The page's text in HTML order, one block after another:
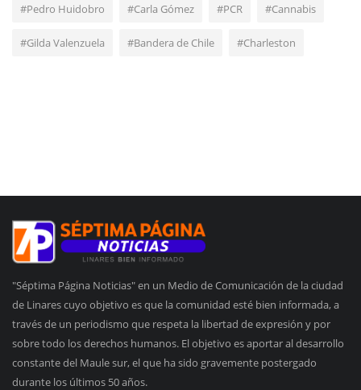
#Pedro Huidobro #Carla Gómez #PCR #Cannabis
#Gilda Valenzuela #Bandera de Chile #Charleston
"Séptima Página Noticias" en un Medio de Comunicación de la ciudad
de Linares cuyo objetivo es que la comunidad esté bien informada, a
través de un periodismo que respeta la libertad de expresión y por
sobre todo los derechos humanos. El objetivo es aportar al desarrollo
constante del Maule sur, el que ha sido gravemente postergado
durante los últimos 50 años.